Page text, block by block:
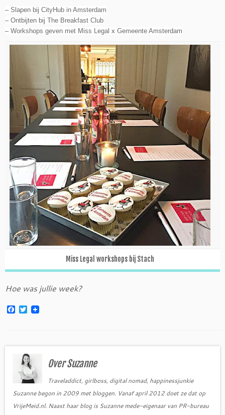
– Slapen bij CityHub in Amsterdam
– Ontbijten bij The Breakfast Club
– Workshops geven met Miss Legal x Gemeente Amsterdam
Miss Legal workshops bij Stach
Hoe was jullie week?
F
o
T
w
e
r
Over Suzanne
Traveladdict, girlboss, digital nomad, happinessjunkie
Suzanne begon in 2009 met bloggen. Vanaf april 2012 doet ze dat op
VrijeMeid.nl. Naast haar blog is Suzanne mede-eigenaar van PR-bureau